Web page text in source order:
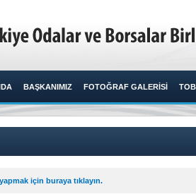
BAŞKANIMIZ FOTOĞRAF GALERİSİ
için buraya tıklayın.